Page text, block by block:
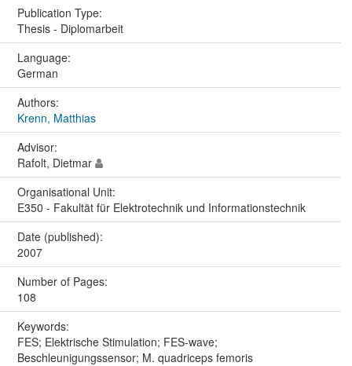
Publication Type:
Thesis - Diplomarbeit
Language:
German
Authors:
Krenn, Matthias
Advisor:
Rafolt, Dietmar
Organisational Unit:
E350 - Fakultät für Elektrotechnik und Informationstechnik
Date (published):
2007
Number of Pages:
108
Keywords:
FES; Elektrische Stimulation; FES-wave;
Beschleunigungssensor; M. quadriceps femoris